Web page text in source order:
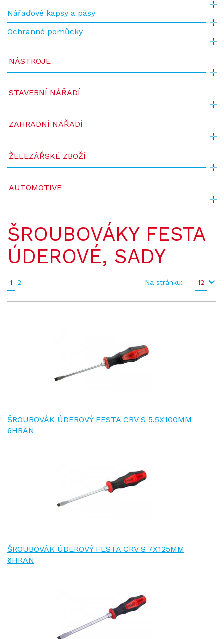
Nářaďové kapsy a pásy
Ochranné pomůcky
NÁSTROJE
STAVEBNÍ NÁŘADÍ
ZAHRADNÍ NÁŘADÍ
ŽELEZÁŘSKÉ ZBOŽÍ
AUTOMOTIVE
ŠROUBOVÁKY FESTA
ÚDEROVÉ, SADY
1 2 Na stránku: 12
ŠROUBOVÁK ÚDEROVÝ FESTA CRV S 5.5X100MM
6HRAN
ŠROUBOVÁK ÚDEROVÝ FESTA CRV S 7X125MM
6HRAN